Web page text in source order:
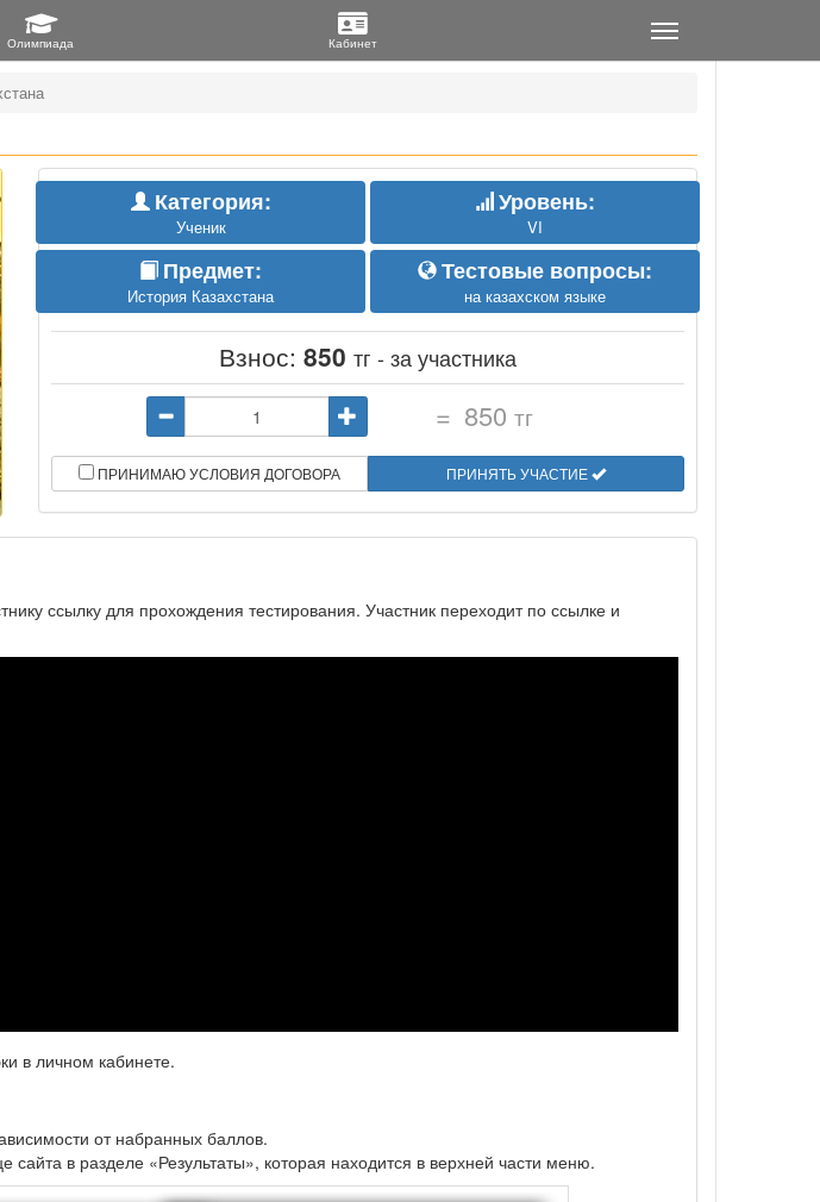
Категория:
Ученик
Уровень:
VI
Предмет:
История Казахстана
Тестовые вопросы:
на казахском языке
Взнос: 850 тг - за участника
= 850 тг
ПРИНИМАЮ УСЛОВИЯ ДОГОВОРА ПРИНЯТЬ УЧАСТИЕ
ссылку для прохождения тестирования. Участник переходит по ссылке и
в личном кабинете.
от набранных баллов.
в разделе «Результаты», которая находится в верхней части меню.